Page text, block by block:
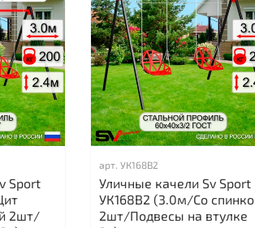
Sport
2шт/
арт. УК168В2
Уличные качели Sv Sport
УК168В2 (3.0м/Со
2шт/Подвесы на втулке